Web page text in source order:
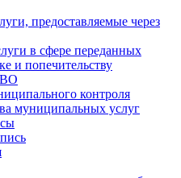
предоставляемые через
в сфере переданных
и попечительству
контроля
муниципальных услуг